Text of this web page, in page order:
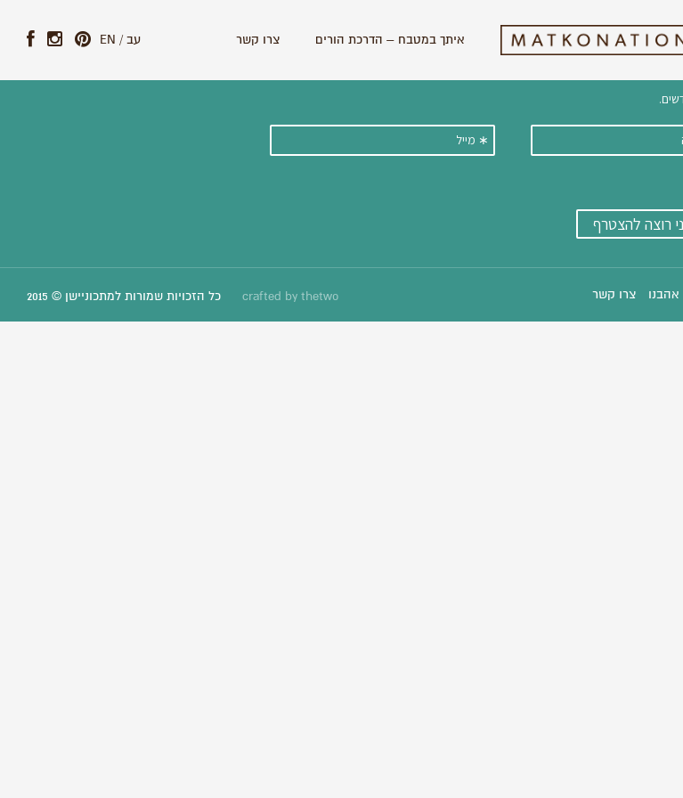
איתך במטבח – הדרכת הורים צרו קשר EN / עב
למייל עדכונים על מתכונים וסיפורים חדשים:
אהבנו צרו קשר crafted by thetwo כל הזכויות שמורות למתכוניישן © 2015